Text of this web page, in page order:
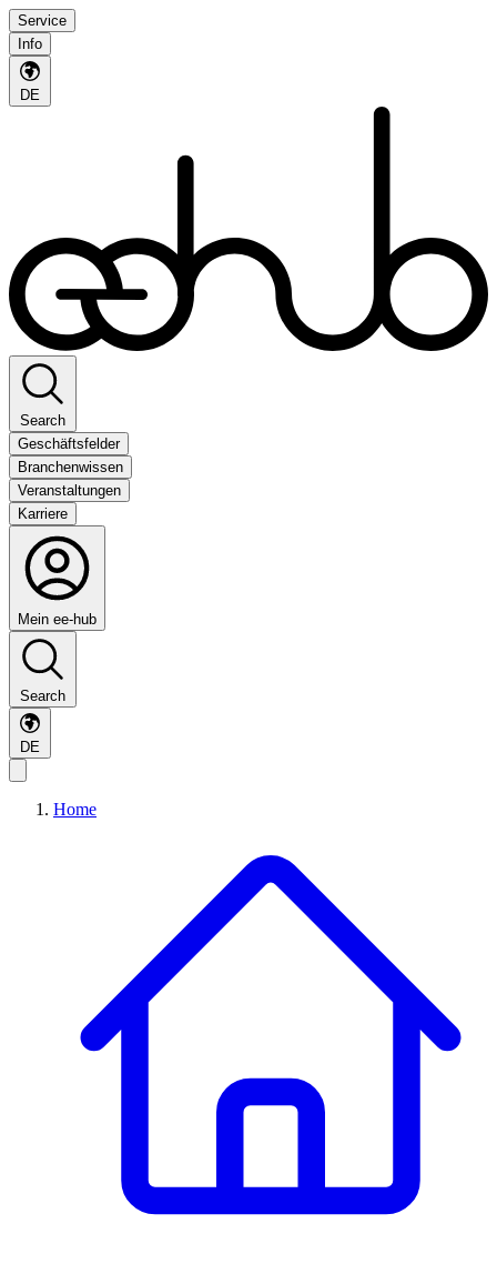
Service
Info
DE
Search
Geschäftsfelder
Branchenwissen
Veranstaltungen
Karriere
Mein ee-hub
Search
DE
Home